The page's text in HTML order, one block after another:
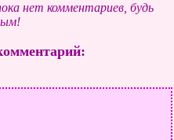
нет комментариев, будь